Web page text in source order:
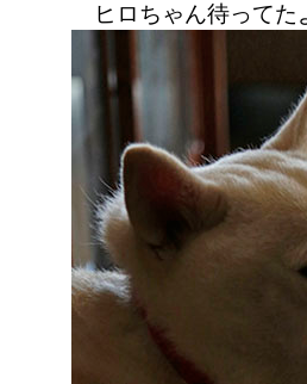
ヒロちゃん待っ